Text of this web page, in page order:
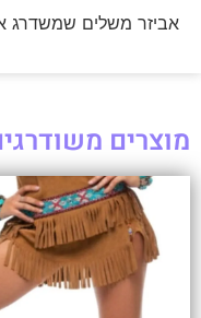
אביזר משלים שמשדרג
מוצרים